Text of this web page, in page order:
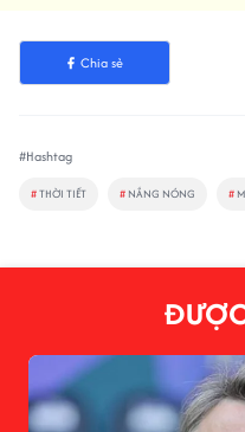
Chia sẻ
#Hashtag
#THỜI TIẾT # NẮNG NÓNG #